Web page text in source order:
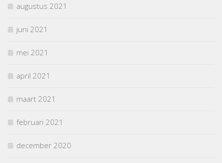
augustus 2021
juni 2021
mei 2021
april 2021
maart 2021
februari 2021
december 2020